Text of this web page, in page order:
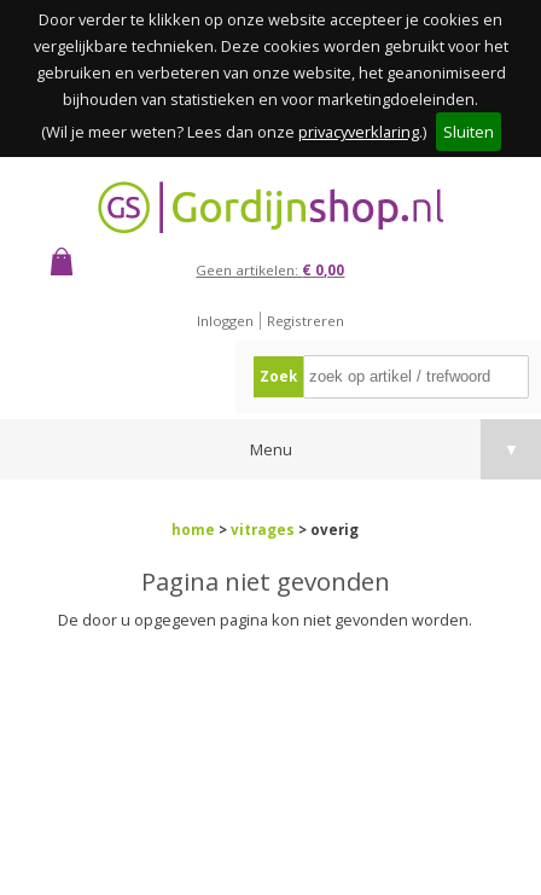
Door verder te klikken op onze website accepteer je cookies en
vergelijkbare technieken. Deze cookies worden gebruikt voor het
gebruiken en verbeteren van onze website, het geanonimiseerd
bijhouden van statistieken en voor marketingdoeleinden.
(Wil je meer weten? Lees dan onze privacyverklaring.) Sluiten
Geen artikelen: € 0,00
Inloggen Registreren
Zoek
Menu ▼
home > vitrages > overig
Pagina niet gevonden
De door u opgegeven pagina kon niet gevonden worden.